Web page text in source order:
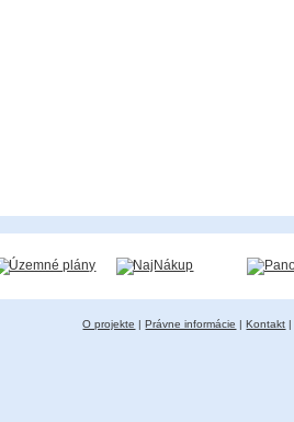
O projekte |Právne informácie |Kontakt